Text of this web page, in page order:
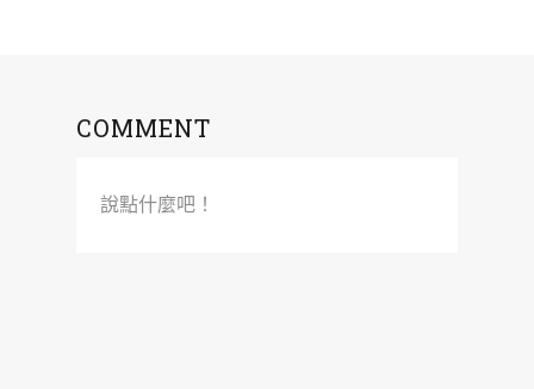
COMMENT
說點什麼吧！